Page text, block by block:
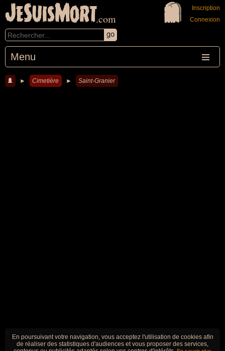
JeSuisMort.com
Menu
Inscription
Connexion
► Cimetière ► Saint-Granier
En poursuivant votre navigation, vous acceptez l'utilisation de cookies afin
de réaliser des statistiques d'audiences et vous proposer des services,